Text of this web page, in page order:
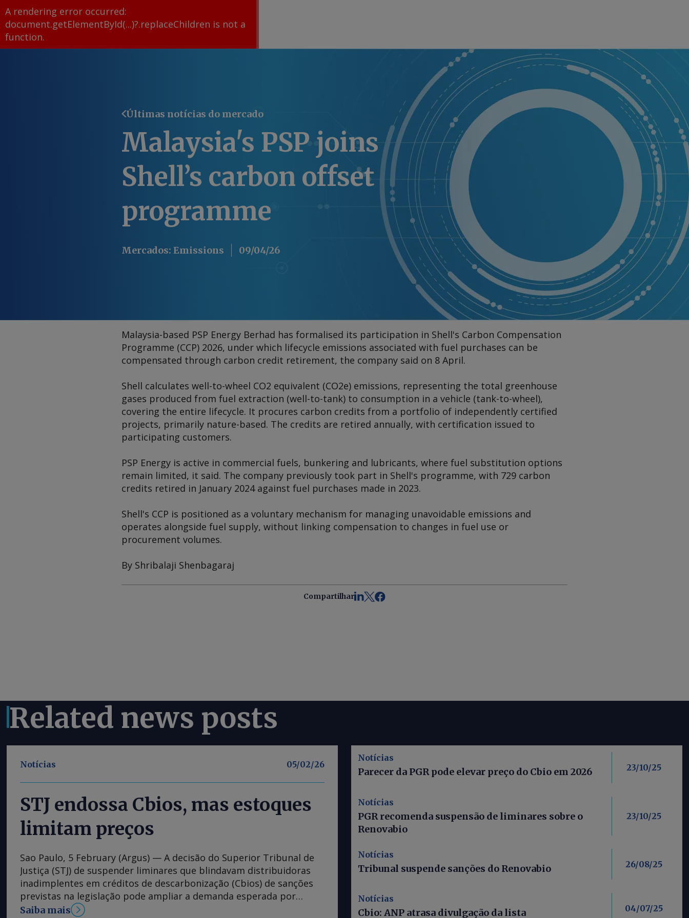
A rendering error occurred:
document.getElementById(...)?.replaceChildren is not a
function.
Últimas notícias do mercado
Malaysia's PSP joins
Shell’s carbon offset
programme
Mercados: Emissions 09/04/26
Malaysia-based PSP Energy Berhad has formalised its participation in Shell's Carbon Compensation
Programme (CCP) 2026, under which lifecycle emissions associated with fuel purchases can be
compensated through carbon credit retirement, the company said on 8 April.
Shell calculates well-to-wheel CO2 equivalent (CO2e) emissions, representing the total greenhouse
gases produced from fuel extraction (well-to-tank) to consumption in a vehicle (tank-to-wheel),
covering the entire lifecycle. It procures carbon credits from a portfolio of independently certified
projects, primarily nature-based. The credits are retired annually, with certification issued to
participating customers.
PSP Energy is active in commercial fuels, bunkering and lubricants, where fuel substitution options
remain limited, it said. The company previously took part in Shell's programme, with 729 carbon
credits retired in January 2024 against fuel purchases made in 2023.
Shell's CCP is positioned as a voluntary mechanism for managing unavoidable emissions and
operates alongside fuel supply, without linking compensation to changes in fuel use or
procurement volumes.
By Shribalaji Shenbagaraj
Compartilhar
Related news posts
Notícias 05/02/26
STJ endossa Cbios, mas estoques
limitam preços
Sao Paulo, 5 February (Argus) — A decisão do Superior Tribunal de
Justiça (STJ) de suspender liminares que blindavam distribuidoras
inadimplentes em créditos de descarbonização (Cbios) de sanções
previstas na legislação pode ampliar a demanda esperada por
títulos no ciclo de 2026, mas com efeitos limitados sobre os preços.
Saiba mais
Notícias
Parecer da PGR pode elevar preço do Cbio em 2026 23/10/25
Notícias
PGR recomenda suspensão de liminares sobre o
Renovabio
23/10/25
Notícias
Tribunal suspende sanções do Renovabio 26/08/25
Notícias
Cbio: ANP atrasa divulgação da lista 04/07/25